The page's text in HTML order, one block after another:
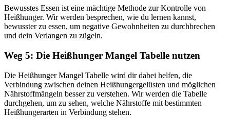
Bewusstes Essen ist eine mächtige Methode zur Kontrolle von
Heißhunger. Wir werden besprechen, wie du lernen kannst,
bewusster zu essen, um negative Gewohnheiten zu durchbrechen
und dein Verlangen zu zügeln.
Weg 5: Die Heißhunger Mangel Tabelle nutzen
Die Heißhunger Mangel Tabelle wird dir dabei helfen, die
Verbindung zwischen deinen Heißhungergelüsten und möglichen
Nährstoffmängeln besser zu verstehen. Wir werden die Tabelle
durchgehen, um zu sehen, welche Nährstoffe mit bestimmten
Heißhungerarten in Verbindung stehen.